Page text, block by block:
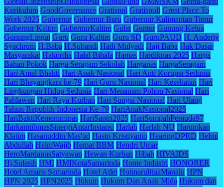
Kurikulum GoodGovernance Gratispol Gratispoll Great Place To
Work 2025 Gubernur Gubernur Baru Gubernur Kalimantan Timur
Gubernur Kaltim GubernurKaltim Gulat Guntur Gunung Kelua
GunungLingai Guru Guru Kaltim Guru SD GuruPAUD H. Anderiy
Syachrum H.Baba H.Subandi Hadi Mulyadi Haji Baba Hak Dasar
Masyarakat Hakordia Halal Bihala Hamas Hardiknas 2025 Harga
Bahan Pokok Harga Seragam Sekolah Harganas HargaSeragam
Hari Amal Bhakti Hari Anak Nasional Hari Anti Korupsi Sedunia
Hari Bhayangkara ke-79 Hari Guru Nasional Hari Kesehatan Hari
Lingkungan Hidup Sedunia Hari Menanam Pohon Nasional Hari
Pahlawan Hari Raya Kurban Hari Sungai Nasional Hari Ulang
Tahun Republik Indonesia Ke-79 HariAnakNasional2025
HariBaktiKemenimipas HariSantri2025 HariSumpahPemuda97
HarkamtibmasSinergiAntarInstansi Harlah Harlah NU Harumkan
Klatim Hasanuddin Mas'ud Hasto Kristiyanto HearingDPRD Helmi
Abdullah HelmWajib Hemat BBM Hendri Umar
HeroMardanusSatyawan Hewan Kurban Hibah HIVAIDS
Hj.Sulasih HMI HMIKotaSamarinda Home Industri HONORER
Hotel Amaris Samarinda Hotel Atlet HotmarulituaManalu HPN
HPN 2025 HPN2025 Hukum Hukum Dan Anak Mida Hukum dan